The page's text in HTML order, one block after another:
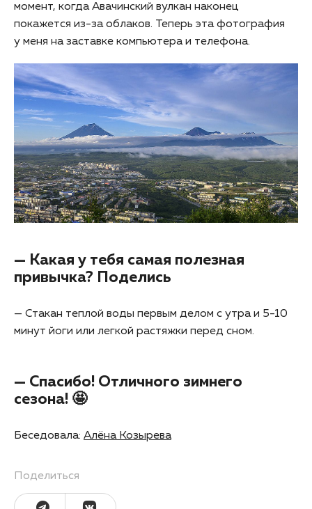
момент, когда Авачинский вулкан наконец
покажется из-за облаков. Теперь эта фотография
у меня на заставке компьютера и телефона.
— Какая у тебя самая полезная
привычка? Поделись
— Стакан теплой воды первым делом с утра и 5-10
минут йоги или легкой растяжки перед сном.
— Спасибо! Отличного зимнего
сезона! 🤩
Беседовала: Алёна Козырева
Поделиться